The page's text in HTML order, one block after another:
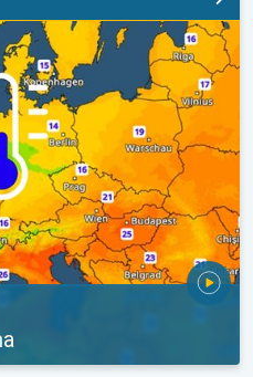
središnja Europa. . .